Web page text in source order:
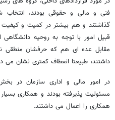
فنی و مالی و حقوقی بودند،
گذاشتند و هم بیشتر در کمیت و
قبیل امور با توجه به روحیه
مقابل عده ای هم که حرفشان منطقی
داشتند، طبیعتا انعطاف کمتری نشان می
در امور مالی و اداری سازمان در بخش
مسئولیت پذیرفته بودند و همکاری
همکاری را اعمال می داشتند.